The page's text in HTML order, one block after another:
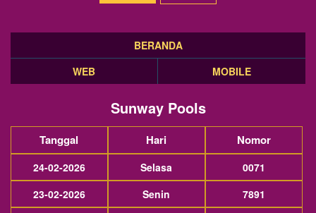
BERANDA
WEB
MOBILE
Sunway Pools
Tanggal Hari Nomor
24-02-2026 Selasa
0071
23-02-2026
Senin
7891